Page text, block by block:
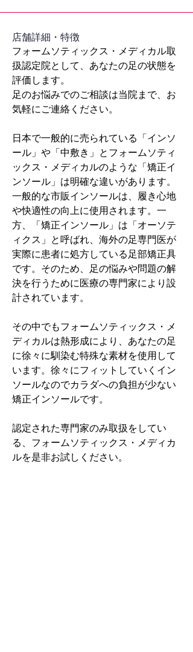
​店舗詳細・特徴
フォームソティックス・メディカル取
扱認定院として、あなたの足の状態を
評価します。
足のお悩みでのご相談は当院まで、お
気軽にご連絡ください。
日本で一般的に売られている「インソ
ール」や「中敷き」とフォームソティ
ックス・メディカルのような「矯正イ
ンソール」は明確な違いがあります。
一般的な市販インソールは、履き心地
や快適性の向上に使用されます。一
方、「矯正インソール」は「オーソテ
ィクス」と呼ばれ、海外の足専門医が
実際に患者に処方している足部矯正具
です。そのため、足の悩みや問題の解
決を行うために医療の専門家により設
計されています。
その中でもフォームソティックス・メ
ディカルは熱形成により、あなたの足
に徐々に馴染む特殊な素材を使用して
います。徐々にフィットしていくイン
ソールなのでカラダへの負担が少ない
矯正インソールです。
認定された専門家のみ取扱をしてい
る、フォームソティックス・メディカ
ルを是非お試しください。